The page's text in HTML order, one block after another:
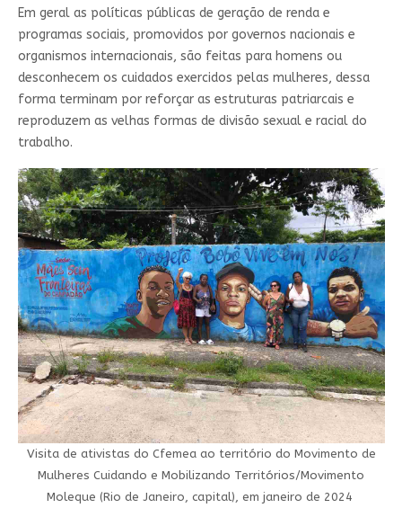
Em geral as políticas públicas de geração de renda e
programas sociais, promovidos por governos nacionais e
organismos internacionais, são feitas para homens ou
desconhecem os cuidados exercidos pelas mulheres, dessa
forma terminam por reforçar as estruturas patriarcais e
reproduzem as velhas formas de divisão sexual e racial do
trabalho.
Visita de ativistas do Cfemea ao território do Movimento de
Mulheres Cuidando e Mobilizando Territórios/Movimento
Moleque (Rio de Janeiro, capital), em janeiro de 2024